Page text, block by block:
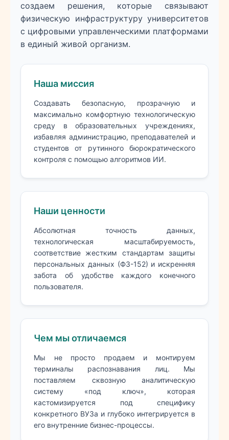
создаем решения, которые связывают
физическую инфраструктуру университетов
с цифровыми управленческими платформами
в единый живой организм.
Наша миссия
Создавать безопасную, прозрачную и
максимально комфортную технологическую
среду в образовательных учреждениях,
избавляя администрацию, преподавателей и
студентов от рутинного бюрократического
контроля с помощью алгоритмов ИИ.
Наши ценности
Абсолютная точность данных,
технологическая масштабируемость,
соответствие жестким стандартам защиты
персональных данных (ФЗ-152) и искренняя
забота об удобстве каждого конечного
пользователя.
Чем мы отличаемся
Мы не просто продаем и монтируем
терминалы распознавания лиц. Мы
поставляем сквозную аналитическую
систему «под ключ», которая
кастомизируется под специфику
конкретного ВУЗа и глубоко интегрируется в
его внутренние бизнес-процессы.